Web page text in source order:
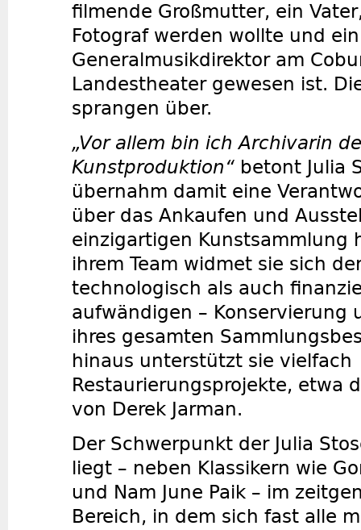
filmende Großmutter, ein
Fotograf werden wollte und
Generalmusikdirektor am
Landestheater gewesen ist.
sprangen über.
„Vor allem bin ich Archivarin
Kunstproduktion“ betont Julia
übernahm damit eine
über das Ankaufen und
einzigartigen Kunstsammlung
ihrem Team widmet sie sich
technologisch als auch
aufwändigen – Konservierung
ihres gesamten
hinaus unterstützt sie vielfach
Restaurierungsprojekte, etwa
von Derek Jarman.
Der Schwerpunkt der Julia
liegt – neben Klassikern wie
und Nam June Paik – im
Bereich, in dem sich fast alle